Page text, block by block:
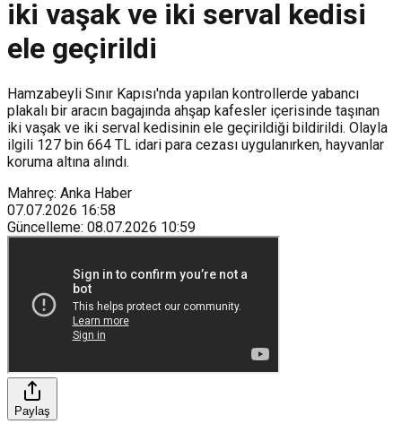
iki vaşak ve iki serval kedisi
ele geçirildi
Hamzabeyli Sınır Kapısı'nda yapılan kontrollerde yabancı
plakalı bir aracın bagajında ahşap kafesler içerisinde taşınan
iki vaşak ve iki serval kedisinin ele geçirildiği bildirildi. Olayla
ilgili 127 bin 664 TL idari para cezası uygulanırken, hayvanlar
koruma altına alındı.
Mahreç: Anka Haber
07.07.2026 16:58
Güncelleme: 08.07.2026 10:59
Paylaş